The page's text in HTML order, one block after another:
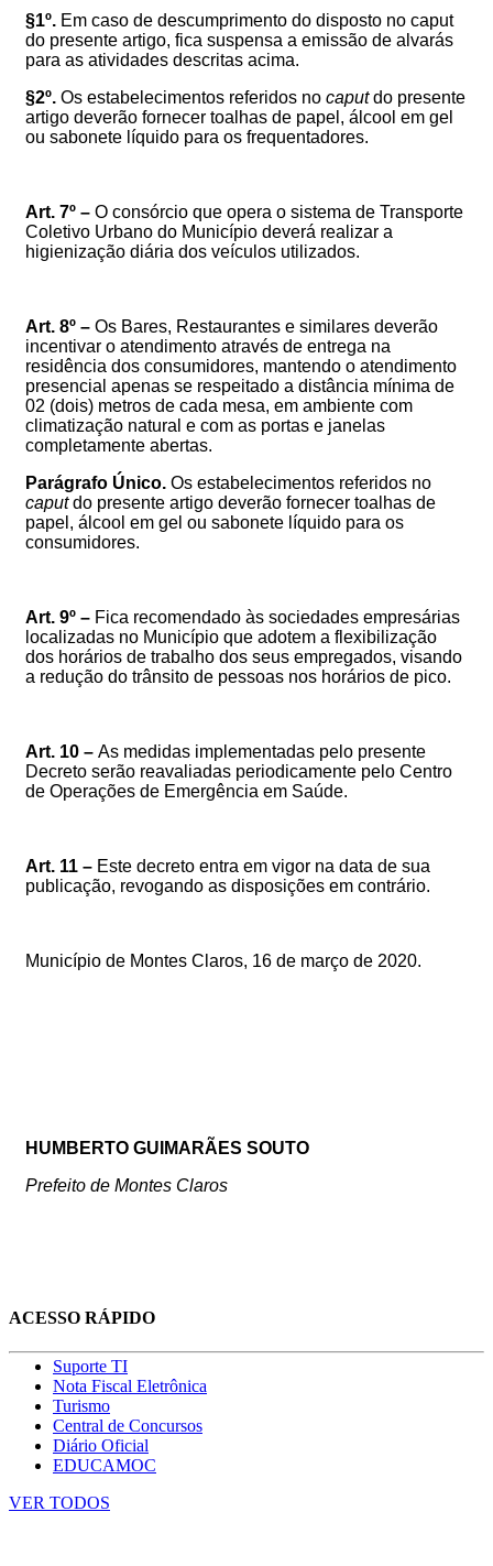
§1º. Em caso de descumprimento do disposto no caput
do presente artigo, fica suspensa a emissão de alvarás
para as atividades descritas acima.
§2º. Os estabelecimentos referidos no caputdo presente
artigo deverão fornecer toalhas de papel, álcool em gel
ou sabonete líquido para os frequentadores.
Art. 7º – O consórcio que opera o sistema de Transporte
Coletivo Urbano do Município deverá realizar a
higienização diária dos veículos utilizados.
Art. 8º – Os Bares, Restaurantes e similares deverão
incentivar o atendimento através de entrega na
residência dos consumidores, mantendo o atendimento
presencial apenas se respeitado a distância mínima de
02 (dois) metros de cada mesa, em ambiente com
climatização natural e com as portas e janelas
completamente abertas.
Parágrafo Único. Os estabelecimentos referidos no
caputdo presente artigo deverão fornecer toalhas de
papel, álcool em gel ou sabonete líquido para os
consumidores.
Art. 9º – Fica recomendado às sociedades empresárias
localizadas no Município que adotem a flexibilização
dos horários de trabalho dos seus empregados, visando
a redução do trânsito de pessoas nos horários de pico.
Art. 10 – As medidas implementadas pelo presente
Decreto serão reavaliadas periodicamente pelo Centro
de Operações de Emergência em Saúde.
Art. 11 – Este decreto entra em vigor na data de sua
publicação, revogando as disposições em contrário.
Município de Montes Claros, 16 de março de 2020.
HUMBERTO GUIMARÃES SOUTO
Prefeito de Montes Claros
ACESSO RÁPIDO
Suporte TI
Nota Fiscal Eletrônica
Turismo
Central de Concursos
Diário Oficial
EDUCAMOC
VER TODOS